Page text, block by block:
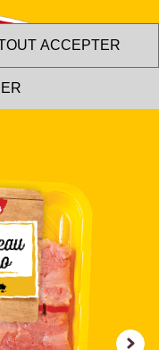
assurer du bon
fins analytiques. Vous
en cliquant sur l'icône
En autorisant ces
et la lecture de
de suivi nécessaires
ACCEPTER